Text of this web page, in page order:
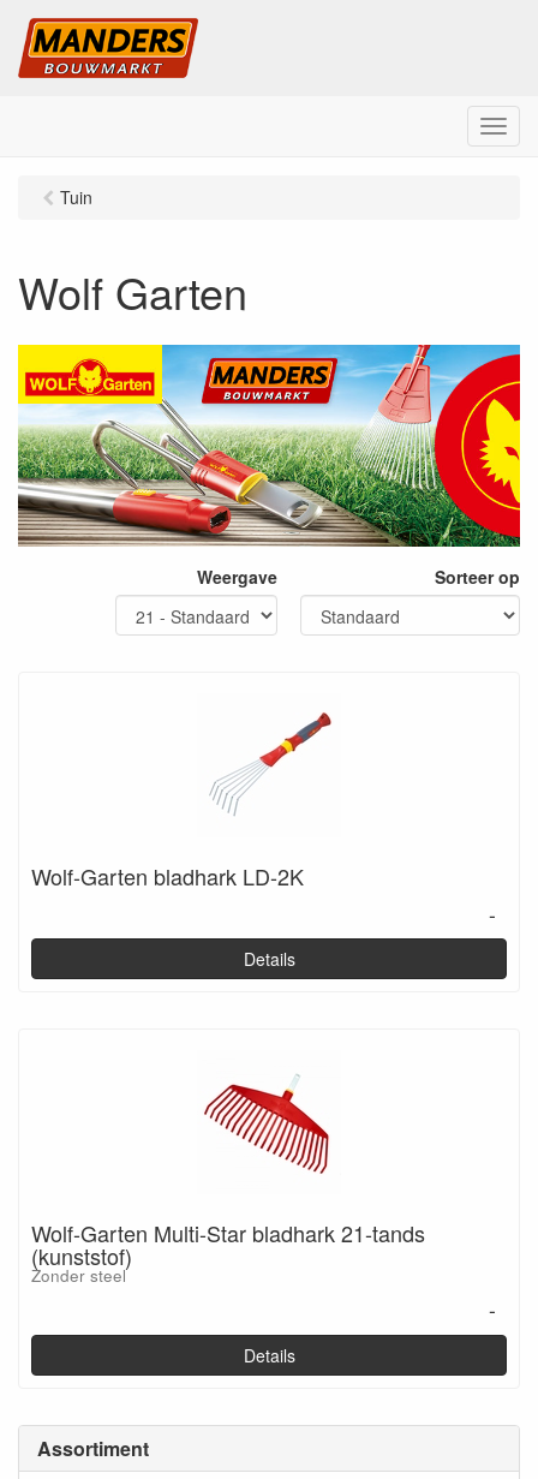
M
e
Assortiment
Tuin
Wolf Garten
Weergave Sorteer op
Wolf-Garten bladhark LD-2K
-
Details
Wolf-Garten Multi-Star bladhark 21-tands
(kunststof)
Zonder steel
-
Details